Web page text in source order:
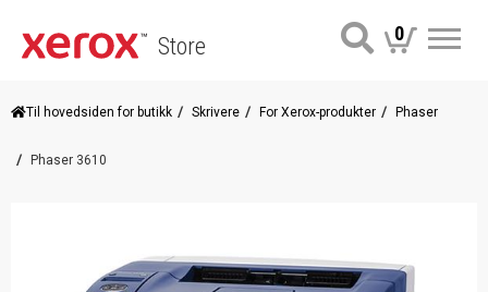
Store 0
Til hovedsiden for butikk Skrivere For Xerox-produkter Phaser
Phaser 3610